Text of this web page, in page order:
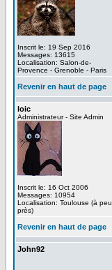
Inscrit le: 19 Sep 2016
Messages: 13615
Localisation: Salon-de-
Provence - Grenoble - Paris
Revenir en haut de page
loic
Administrateur - Site Admin
Inscrit le: 16 Oct 2006
Messages: 10954
Localisation: Toulouse (à peu
près)
Revenir en haut de page
John92